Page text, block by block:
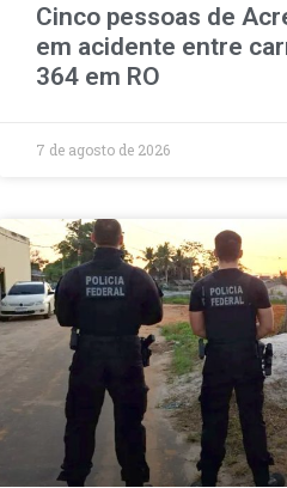
Cinco pessoas de
em acidente entre
364 em RO
7 de agosto de 2026